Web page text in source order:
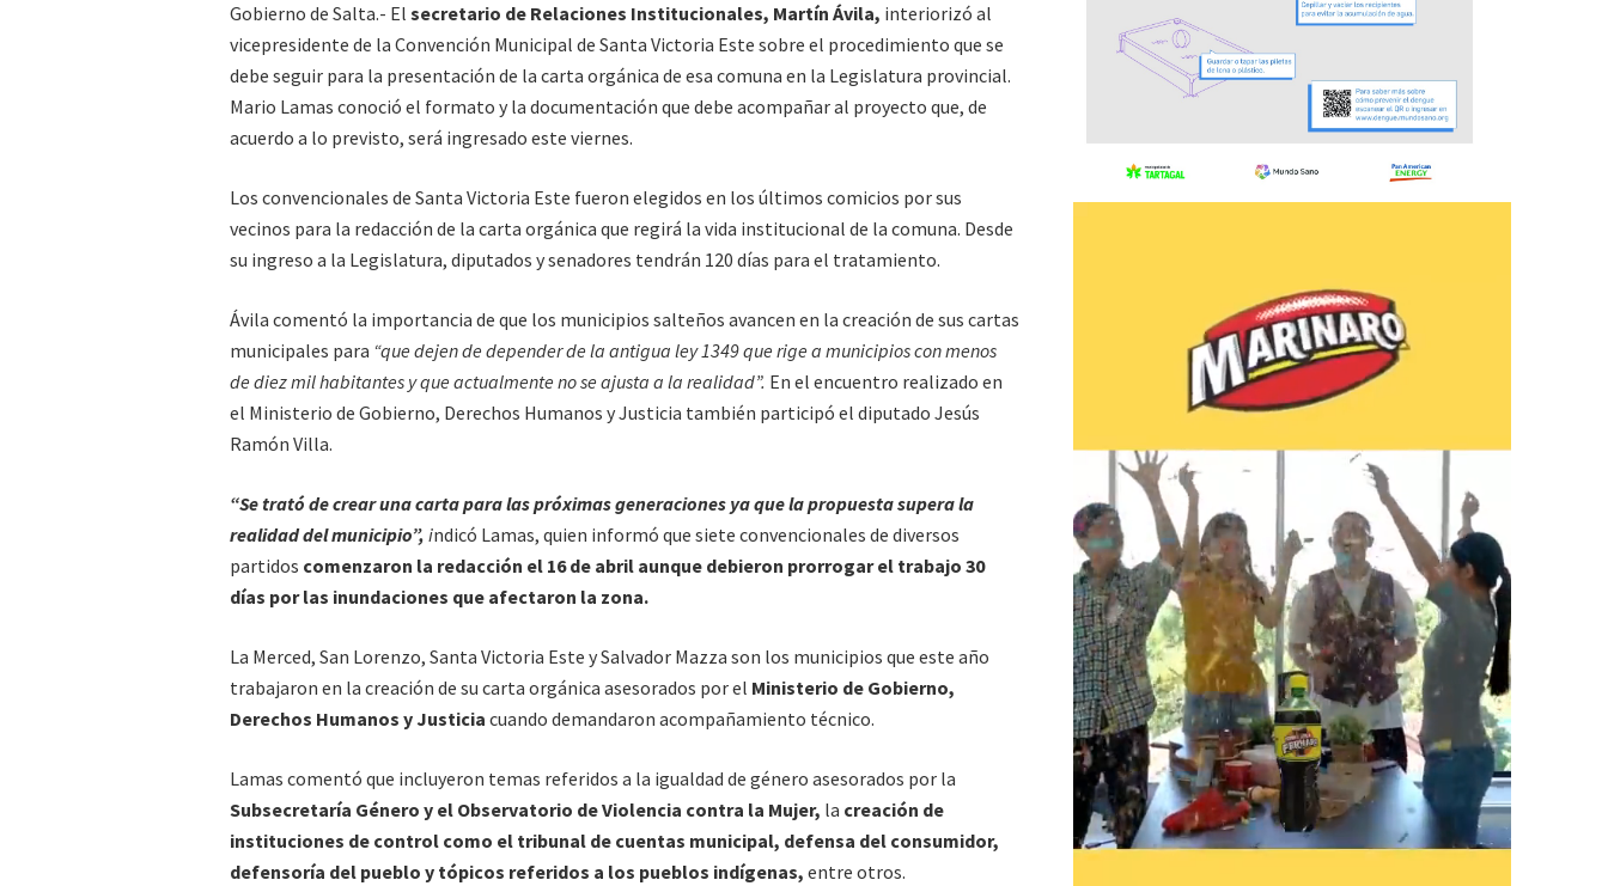
Gobierno de Salta.- El secretario de Relaciones Institucionales, Martín Ávila, interiorizó al
vicepresidente de la Convención Municipal de Santa Victoria Este sobre el procedimiento que se
debe seguir para la presentación de la carta orgánica de esa comuna en la Legislatura provincial.
Mario Lamas conoció el formato y la documentación que debe acompañar al proyecto que, de
acuerdo a lo previsto, será ingresado este viernes.
Los convencionales de Santa Victoria Este fueron elegidos en los últimos comicios por sus
vecinos para la redacción de la carta orgánica que regirá la vida institucional de la comuna. Desde
su ingreso a la Legislatura, diputados y senadores tendrán 120 días para el tratamiento.
Ávila comentó la importancia de que los municipios salteños avancen en la creación de sus cartas
municipales para “que dejen de depender de la antigua ley 1349 que rige a municipios con menos
de diez mil habitantes y que actualmente no se ajusta a la realidad”. En el encuentro realizado en
el Ministerio de Gobierno, Derechos Humanos y Justicia también participó el diputado Jesús
Ramón Villa.
“Se trató de crear una carta para las próximas generaciones ya que la propuesta supera la
realidad del municipio”, indicó Lamas, quien informó que siete convencionales de diversos
partidos comenzaron la redacción el 16 de abril aunque debieron prorrogar el trabajo 30
días por las inundaciones que afectaron la zona.
La Merced, San Lorenzo, Santa Victoria Este y Salvador Mazza son los municipios que este año
trabajaron en la creación de su carta orgánica asesorados por el Ministerio de Gobierno,
Derechos Humanos y Justicia cuando demandaron acompañamiento técnico.
Lamas comentó que incluyeron temas referidos a la igualdad de género asesorados por la
Subsecretaría Género y el Observatorio de Violencia contra la Mujer, la creación de
instituciones de control como el tribunal de cuentas municipal, defensa del consumidor,
defensoría del pueblo y tópicos referidos a los pueblos indígenas, entre otros.